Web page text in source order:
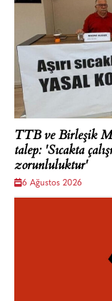
TTB ve Birleşik
talep: 'Sıcakta
zorunluluktur'
6 Ağustos 2026